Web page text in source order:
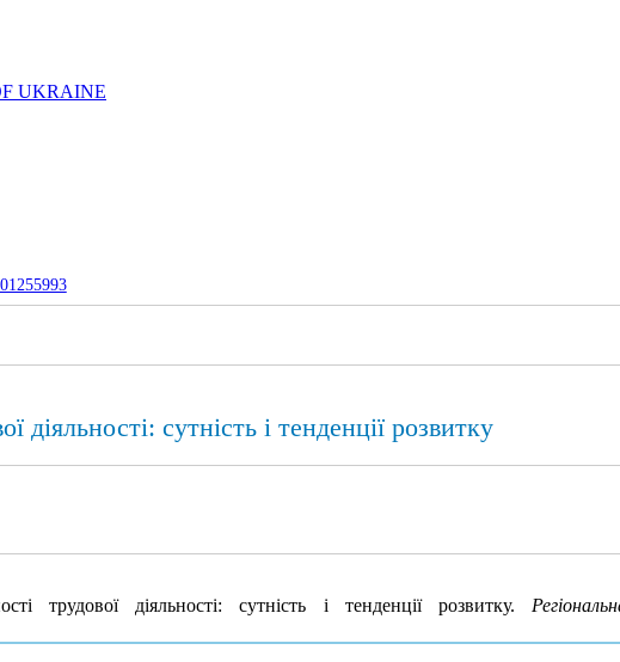
UKRAINE
діяльності: сутність і тенденції розвитку
діяльності: сутність і тенденції розвитку.